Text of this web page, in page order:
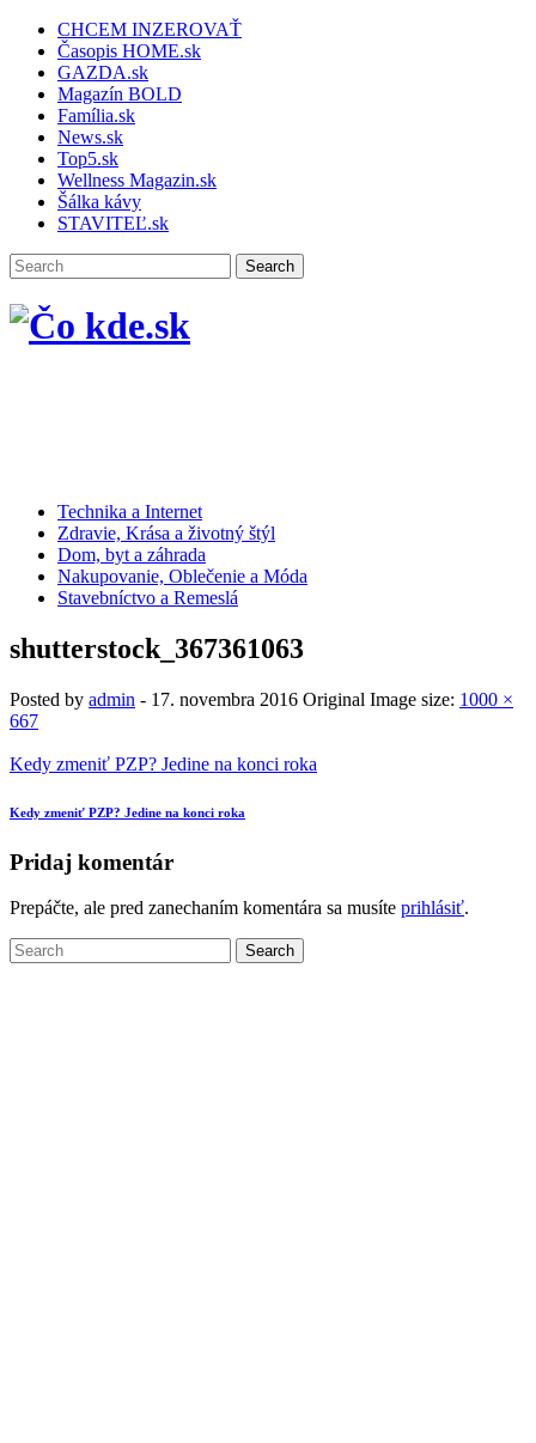
CHCEM INZEROVAŤ
Časopis HOME.sk
GAZDA.sk
Magazín BOLD
Família.sk
News.sk
Top5.sk
Wellness Magazin.sk
Šálka kávy
STAVITEĽ.sk
Technika a Internet
Zdravie, Krása a životný štýl
Dom, byt a záhrada
Nakupovanie, Oblečenie a Móda
Stavebníctvo a Remeslá
shutterstock_367361063
Posted by admin - 17. novembra 2016 Original Image size: 1000 ×
667
Kedy zmeniť PZP? Jedine na konci roka
Kedy zmeniť PZP? Jedine na konci roka
Pridaj komentár
Prepáčte, ale pred zanechaním komentára sa musíte prihlásiť.